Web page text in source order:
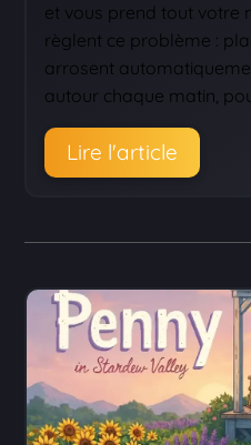
et vous prend tout votre
règlent ce problème :
arrosent
autour chaque matin,
Lire l'article